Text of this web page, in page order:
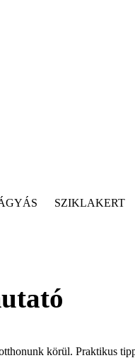
SZIKLAKERT
körül. Praktikus